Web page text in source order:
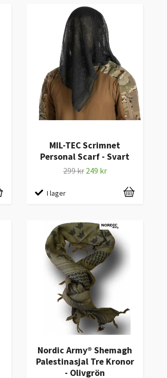
MIL-TEC Scrimnet
Personal Scarf - Svart
299 kr 249 kr
I lager
Nordic Army® Shemagh
Palestinasjal Tre Kronor
- Olivgrön